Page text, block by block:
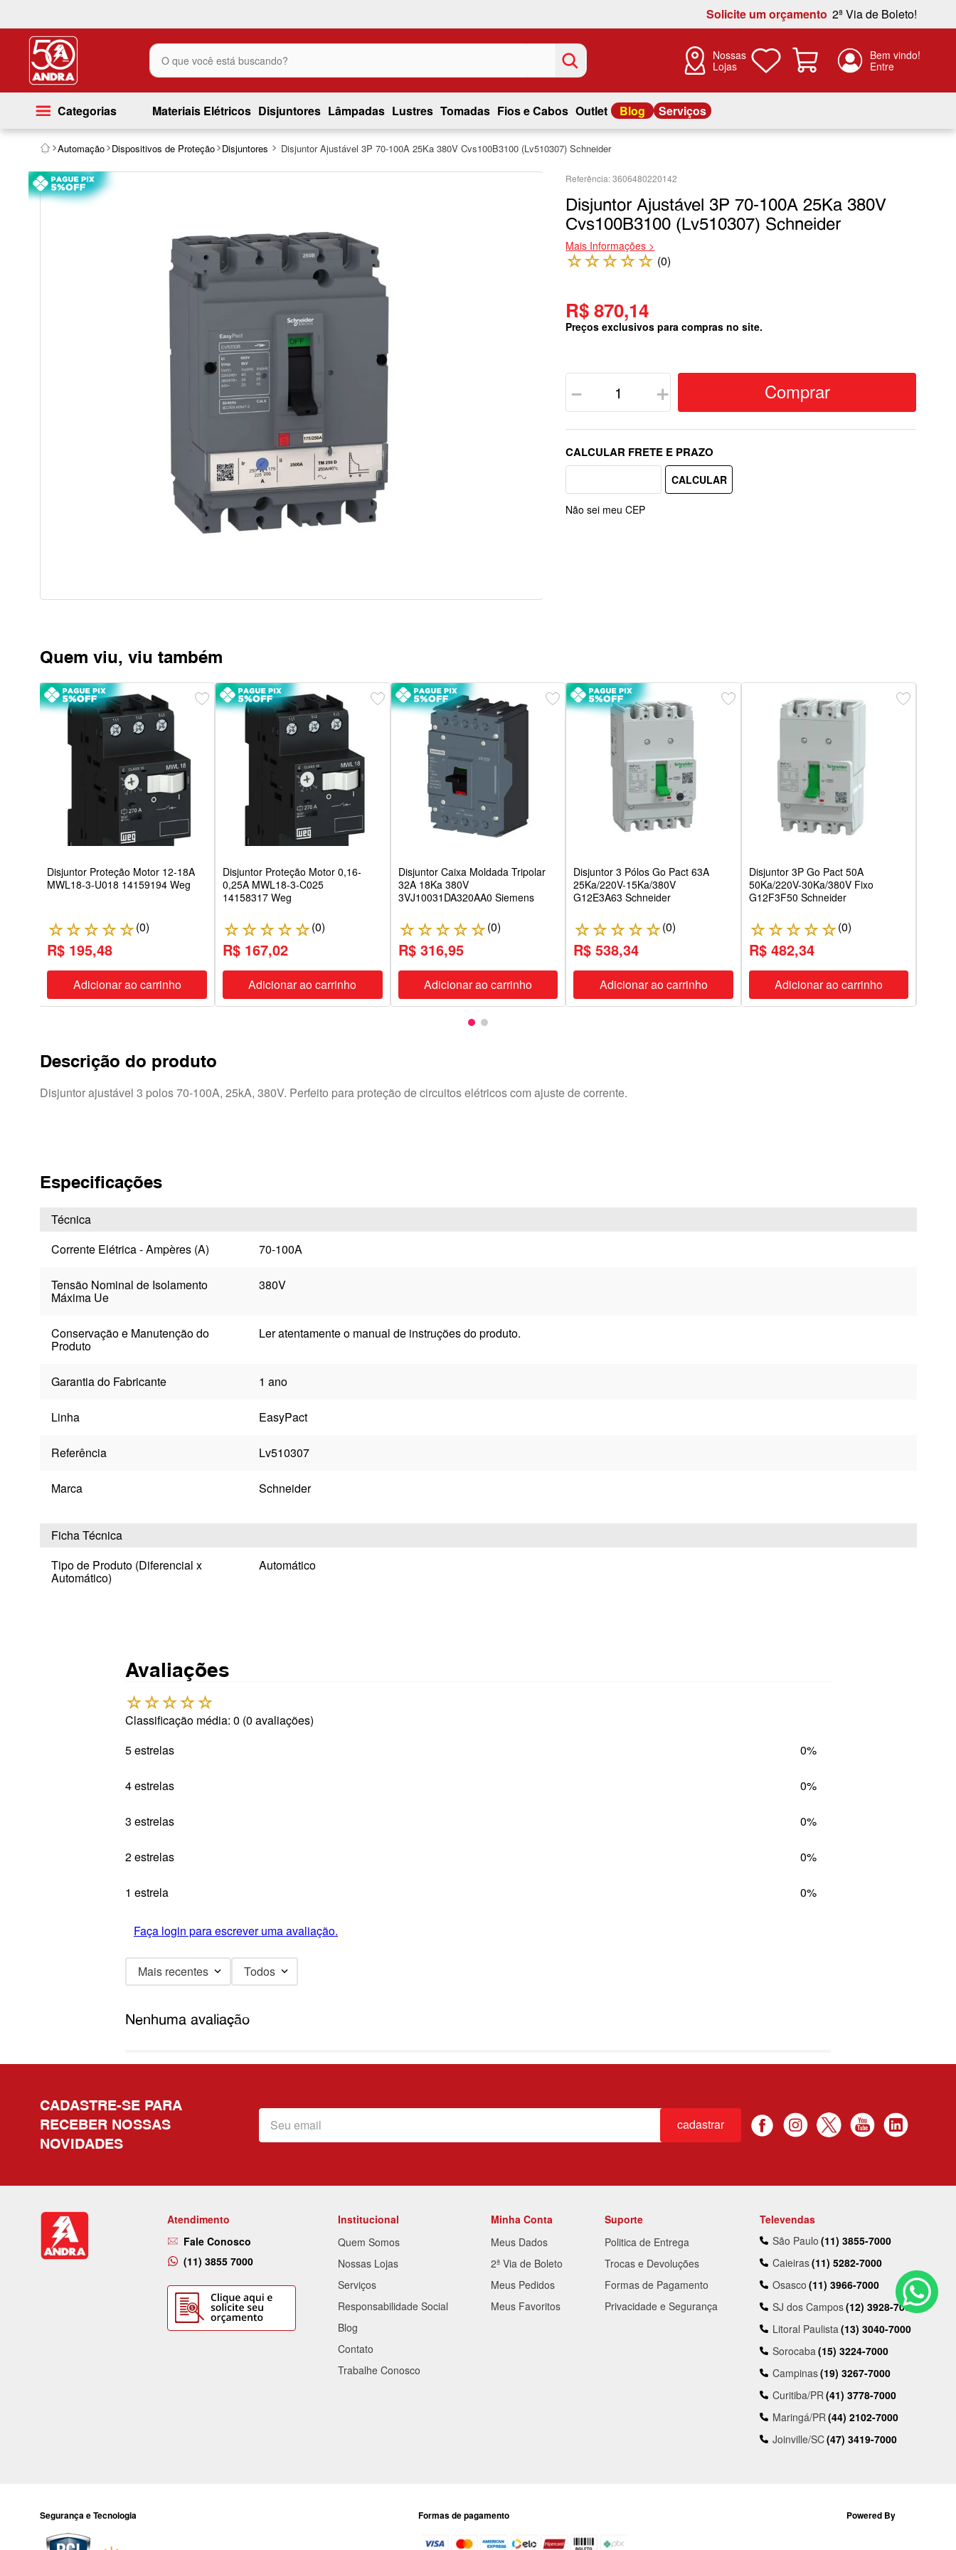
Solicite um orçamento 2ª Via de Boleto!
O que você está buscando?
Nossas
Lojas
Categorias Materiais Elétricos Disjuntores Lâmpadas Lustres Tomadas Fios e Cabos Outlet Blog Serviços
Automação Dispositivos de Proteção Disjuntores Disjuntor Ajustável 3P 70-100A 25Ka 380V Cvs100B3100 (Lv510307) Schneider
3606480220142
Disjuntor Ajustável 3P 70-100A 25Ka 380V
Cvs100B3100 (Lv510307) Schneider
Mais Informações >
☆☆☆☆☆ (0)
R$ 870,14
Preços exclusivos para compras no site.
＋
－ Comprar
Não sei meu CEP
Quem viu, viu também
Disjuntor Proteção Motor 12-18A
MWL18-3-U018 14159194 Weg
☆☆☆☆☆(0)
R$ 195,48
Adicionar ao carrinho
Disjuntor Proteção Motor 0,16-
0,25A MWL18-3-C025
14158317 Weg
☆☆☆☆☆(0)
R$ 167,02
Adicionar ao carrinho
Disjuntor Caixa Moldada Tripolar
32A 18Ka 380V
3VJ10031DA320AA0 Siemens
☆☆☆☆☆(0)
R$ 316,95
Adicionar ao carrinho
Disjuntor 3 Pólos Go Pact 63A
25Ka/220V-15Ka/380V
G12E3A63 Schneider
☆☆☆☆☆(0)
R$ 538,34
Adicionar ao carrinho
Disjuntor 3P Go Pact 50A
50Ka/220V-30Ka/380V Fixo
G12F3F50 Schneider
☆☆☆☆☆(0)
R$ 482,34
Adicionar ao carrinho
Descrição do produto
Disjuntor ajustável 3 polos 70-100A, 25kA, 380V. Perfeito para proteção de circuitos elétricos com ajuste de corrente.
Especificações
Técnica
Corrente Elétrica - Ampères (A)
70-100A
Tensão Nominal de Isolamento
Máxima Ue
380V
Conservação e Manutenção do
Produto
Ler atentamente o manual de instruções do produto.
Garantia do Fabricante 1 ano
Linha EasyPact
Referência Lv510307
Marca Schneider
Ficha Técnica
Tipo de Produto (Diferencial x
Automático)
Automático
Avaliações
☆☆☆☆☆
Classificação média: 0 (0 avaliações)
5 estrelas
0%
4 estrelas 0%
3 estrelas 0%
2 estrelas 0%
1 estrela 0%
Faça login para escrever uma avaliação.
Mais recentes Todos
Nenhuma avaliação
CADASTRE-SE PARA
RECEBER NOSSAS
NOVIDADES
cadastrar
Atendimento
Fale Conosco
(11) 3855 7000
Institucional
Quem Somos
Nossas Lojas
Serviços
Responsabilidade Social
Blog
Contato
Trabalhe Conosco
Minha Conta
Meus Dados
2ª Via de Boleto
Meus Pedidos
Meus Favoritos
Suporte
Politica de Entrega
Trocas e Devoluções
Formas de Pagamento
Privacidade e Segurança
Televendas
São Paulo (11) 3855-7000
Caieiras(11) 5282-7000
Osasco (11) 3966-7000
SJ dos Campos(12) 3928-7000
Litoral Paulista(13) 3040-7000
Sorocaba(15) 3224-7000
Campinas(19) 3267-7000
Curitiba/PR(41) 3778-7000
Maringá/PR(44) 2102-7000
Joinville/SC(47) 3419-7000
Segurança e Tecnologia Formas de pagamento Powered By